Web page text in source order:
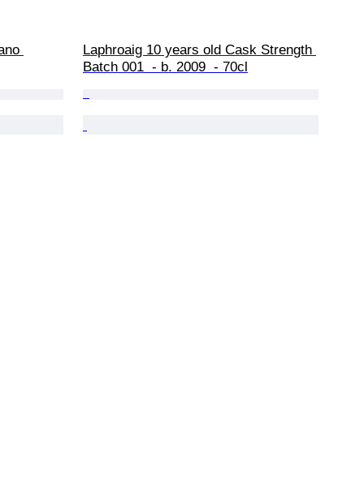
Laphroaig 10 years old Cask Strength
Batch 001  - b. 2009  - 70cl